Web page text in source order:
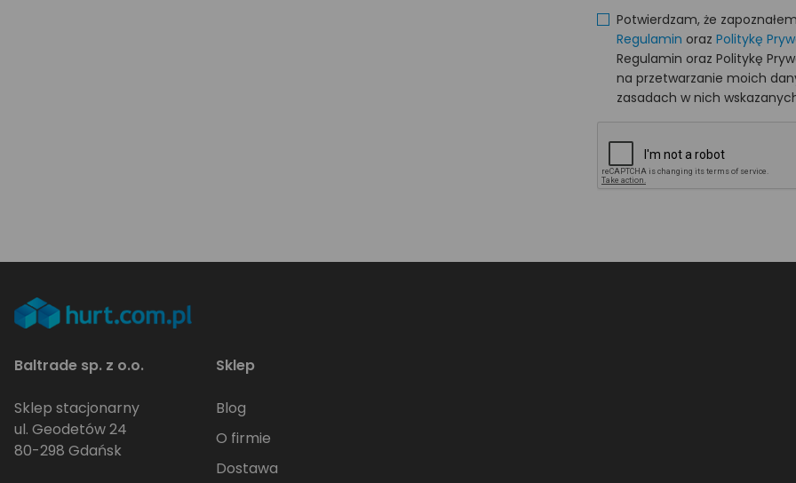
Potwierdzam, że
Regulamin oraz Politykę
Regulamin oraz Politykę
na przetwarzanie moich
zasadach w nich
Baltrade sp. z o.o.
Sklep stacjonarny
ul. Geodetów 24
80-298 Gdańsk
Sklep
Blog
O firmie
Dostawa